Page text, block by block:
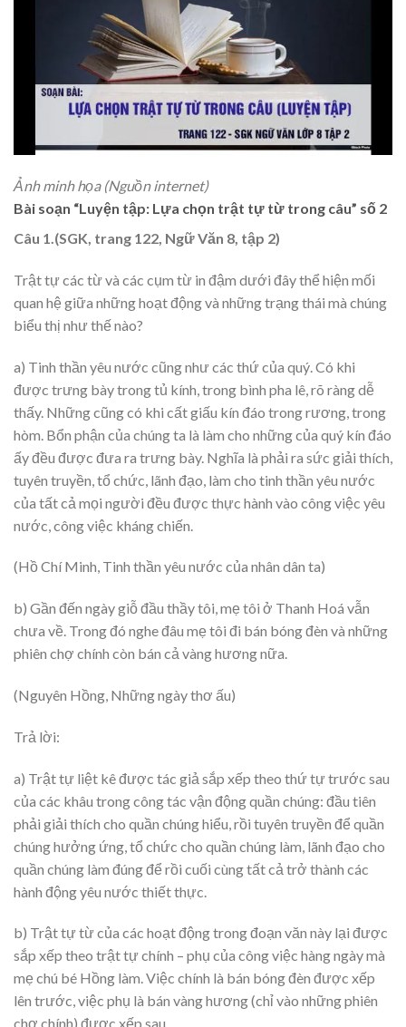
Ảnh minh họa (Nguồn internet)
Bài soạn “Luyện tập: Lựa chọn trật tự từ trong câu” số 2
Câu 1.(SGK, trang 122, Ngữ Văn 8, tập 2)
Trật tự các từ và các cụm từ in đậm dưới đây thể hiện mối
quan hệ giữa những hoạt động và những trạng thái mà chúng
biểu thị như thế nào?
a) Tinh thần yêu nước cũng như các thứ của quý. Có khi
được trưng bày trong tủ kính, trong bình pha lê, rõ ràng dễ
thấy. Những cũng có khi cất giấu kín đáo trong rương, trong
hòm. Bổn phận của chúng ta là làm cho những của quý kín đáo
ấy đều được đưa ra trưng bày. Nghĩa là phải ra sức giải thích,
tuyên truyền, tổ chức, lãnh đạo, làm cho tinh thần yêu nước
của tất cả mọi người đều được thực hành vào công việc yêu
nước, công việc kháng chiến.
(Hồ Chí Minh, Tinh thần yêu nước của nhân dân ta)
b) Gần đến ngày giỗ đầu thầy tôi, mẹ tôi ở Thanh Hoá vẫn
chưa về. Trong đó nghe đâu mẹ tôi đi bán bóng đèn và những
phiên chợ chính còn bán cả vàng hương nữa.
(Nguyên Hồng, Những ngày thơ ấu)
Trả lời:
a) Trật tự liệt kê được tác giả sắp xếp theo thứ tự trước sau
của các khâu trong công tác vận động quần chúng: đầu tiên
phải giải thích cho quần chúng hiểu, rồi tuyên truyền để quần
chúng hưởng ứng, tổ chức cho quần chúng làm, lãnh đạo cho
quần chúng làm đúng để rồi cuối cùng tất cả trở thành các
hành động yêu nước thiết thực.
b) Trật tự từ của các hoạt động trong đoạn văn này lại được
sắp xếp theo trật tự chính – phụ của công việc hàng ngày mà
mẹ chú bé Hồng làm. Việc chính là bán bóng đèn được xếp
lên trước, việc phụ là bán vàng hương (chỉ vào những phiên
chợ chính) được xếp sau.